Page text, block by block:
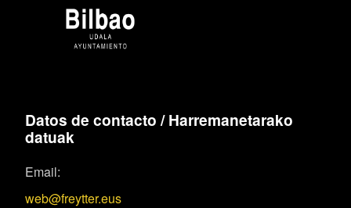
Datos de contacto / Harremanetarako
datuak
Email:
web@freytter.eus